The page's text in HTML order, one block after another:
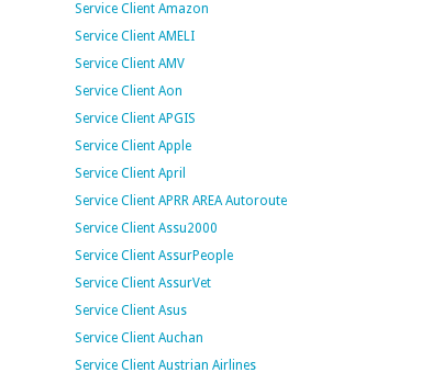
Service Client Amazon
Service Client AMELI
Service Client AMV
Service Client Aon
Service Client APGIS
Service Client Apple
Service Client April
Service Client APRR AREA Autoroute
Service Client Assu2000
Service Client AssurPeople
Service Client AssurVet
Service Client Asus
Service Client Auchan
Service Client Austrian Airlines